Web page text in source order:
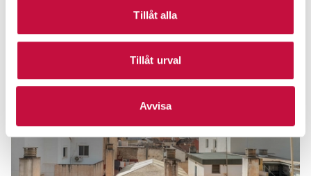
Tillåt alla
Tillåt urval
Avvisa